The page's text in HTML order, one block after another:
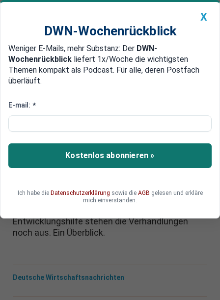
Newsticker MEIN DWN: Geldanlage Premium
Edelmetalle DWN-Magazin China
Koalitionsverhandlungen
diesen Streitthemen knirscht es
verständigt. Doch in zentralen Streitpunkten wie
Entwicklungshilfe stehen die Verhandlungen
noch aus. Ein Überblick.
Deutsche Wirtschaftsnachrichten
X
DWN-Wochenrückblick
Weniger E-Mails, mehr Substanz: Der DWN-
Wochenrückblick liefert 1x/Woche die wichtigsten
Themen kompakt als Podcast. Für alle, deren Postfach
überläuft.
E-mail: *
Kostenlos abonnieren »
Ich habe die Datenschutzerklärung sowie die AGB gelesen und erkläre
mich einverstanden.